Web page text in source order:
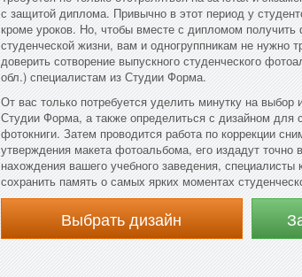
с защитой диплома. Привычно в этот период у
кроме уроков. Но, чтобы вместе с дипломом получить
студенческой жизни, вам и одногруппникам не нужно
доверить сотворение выпускного студенческого
обл.) специалистам из Студии Форма.
От вас только потребуется уделить минутку на
Студии Форма, а также определиться с дизайном для
фотокниги. Затем проводится работа по коррекции
утверждения макета фотоальбома, его издадут точно
нахождения вашего учебного заведения,
сохранить память о самых ярких моментах
Выбрать дизайн